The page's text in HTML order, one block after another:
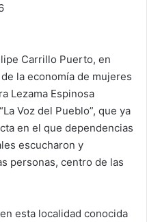
Carrillo Puerto, en
la economía de mujeres
Lezama Espinosa
Voz del Pueblo”, que ya
en el que dependencias
escucharon y
personas, centro de las
esta localidad conocida